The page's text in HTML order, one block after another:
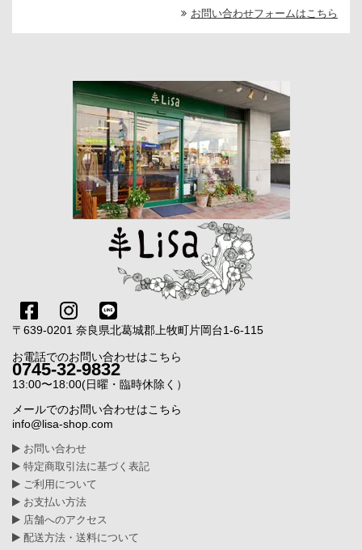
お問い合わせフォームはこちら
〒639-0201 奈良県北葛城郡上牧町片岡台1-6-115
お電話でのお問い合わせはこちら
0745-32-9832
13:00〜18:00(日曜・臨時休除く）
メールでのお問い合わせはこちら
info@lisa-shop.com
お問い合わせ
特定商取引法に基づく表記
ご利用について
お支払い方法
店舗へのアクセス
配送方法・送料について